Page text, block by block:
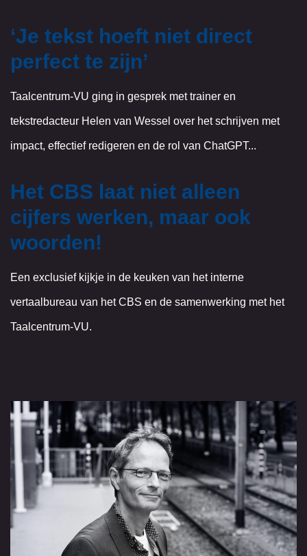
‘Je tekst hoeft niet direct
perfect te zijn’
Taalcentrum-VU ging in gesprek met trainer en
tekstredacteur Helen van Wessel over het schrijven met
impact, effectief redigeren en de rol van ChatGPT...
Het CBS laat niet alleen
cijfers werken, maar ook
woorden!
Een exclusief kijkje in de keuken van het interne
vertaalbureau van het CBS en de samenwerking met het
Taalcentrum-VU.